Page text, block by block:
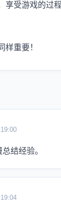
享受游戏的过
样重要！
结经验。